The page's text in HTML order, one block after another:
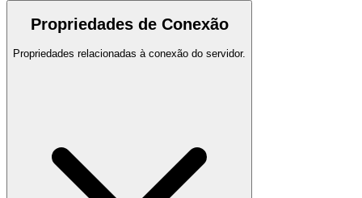
Propriedades de Conexão
Propriedades relacionadas à conexão do servidor.